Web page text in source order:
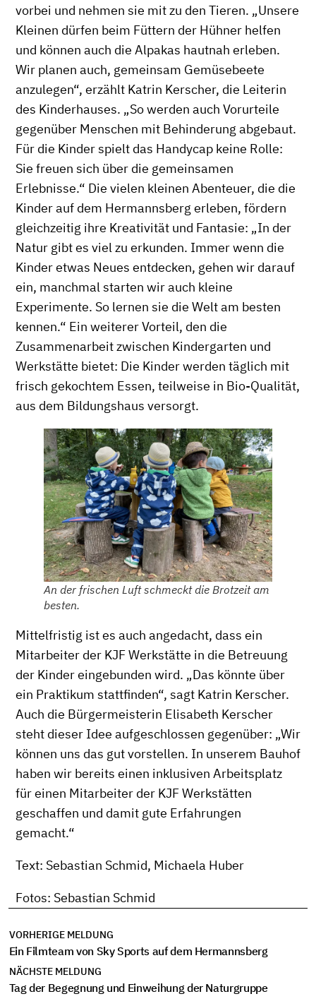
vorbei und nehmen sie mit zu den Tieren. „Unsere
Kleinen dürfen beim Füttern der Hühner helfen
und können auch die Alpakas hautnah erleben.
Wir planen auch, gemeinsam Gemüsebeete
anzulegen“, erzählt Katrin Kerscher, die Leiterin
des Kinderhauses. „So werden auch Vorurteile
gegenüber Menschen mit Behinderung abgebaut.
Für die Kinder spielt das Handycap keine Rolle:
Sie freuen sich über die gemeinsamen
Erlebnisse.“ Die vielen kleinen Abenteuer, die die
Kinder auf dem Hermannsberg erleben, fördern
gleichzeitig ihre Kreativität und Fantasie: „In der
Natur gibt es viel zu erkunden. Immer wenn die
Kinder etwas Neues entdecken, gehen wir darauf
ein, manchmal starten wir auch kleine
Experimente. So lernen sie die Welt am besten
kennen.“ Ein weiterer Vorteil, den die
Zusammenarbeit zwischen Kindergarten und
Werkstätte bietet: Die Kinder werden täglich mit
frisch gekochtem Essen, teilweise in Bio-Qualität,
aus dem Bildungshaus versorgt.
An der frischen Luft schmeckt die Brotzeit am
besten.
Mittelfristig ist es auch angedacht, dass ein
Mitarbeiter der KJF Werkstätte in die Betreuung
der Kinder eingebunden wird. „Das könnte über
ein Praktikum stattfinden“, sagt Katrin Kerscher.
Auch die Bürgermeisterin Elisabeth Kerscher
steht dieser Idee aufgeschlossen gegenüber: „Wir
können uns das gut vorstellen. In unserem Bauhof
haben wir bereits einen inklusiven Arbeitsplatz
für einen Mitarbeiter der KJF Werkstätten
geschaffen und damit gute Erfahrungen
gemacht.“
Text: Sebastian Schmid, Michaela Huber
Fotos: Sebastian Schmid
VORHERIGE MELDUNG
Ein Filmteam von Sky Sports auf dem Hermannsberg
NÄCHSTE MELDUNG
Tag der Begegnung und Einweihung der Naturgruppe